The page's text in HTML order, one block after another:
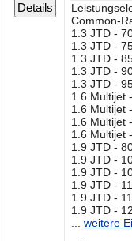
Details
Common-
1.3 JTD -
1.3 JTD -
1.3 JTD -
1.3 JTD -
1.3 JTD -
1.6 Multijet
1.6 Multijet
1.6 Multijet
1.6 Multijet
1.9 JTD -
1.9 JTD -
1.9 JTD -
1.9 JTD -
1.9 JTD -
1.9 JTD -
... weitere